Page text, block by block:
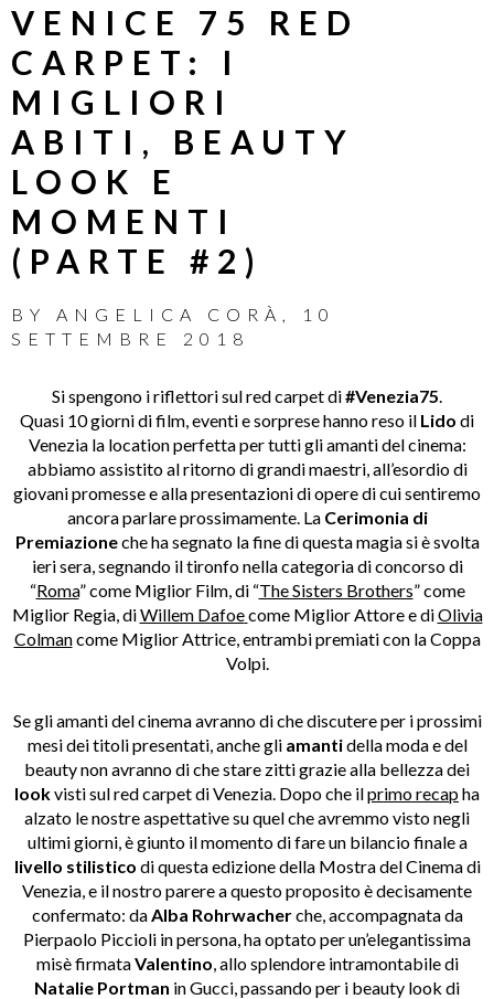
VENICE 75 RED
CARPET: I
MIGLIORI
ABITI, BEAUTY
LOOK E
MOMENTI
(PARTE #2)
BY ANGELICA CORÀ ,
10
SETTEMBRE 2018
Si spengono i riflettori sul red carpet di#Venezia75.
Quasi 10 giorni di film, eventi e sorprese hanno reso il Lido di
Venezia la location perfetta per tutti gli amanti del cinema:
abbiamo assistito al ritorno di grandi maestri, all’esordio di
giovani promesse e alla presentazioni di opere di cui sentiremo
ancora parlare prossimamente. La Cerimonia di
Premiazioneche ha segnato la fine di questa magia si è svolta
ieri sera, segnando il tironfo nella categoria di concorso di
“Roma” come Miglior Film, di “The Sisters Brothers” come
Miglior Regia, diWillem Dafoecome Miglior Attore e diOlivia
Colmancome Miglior Attrice, entrambi premiati con la Coppa
Volpi.
Se gli amanti del cinema avranno di che discutere per i prossimi
mesi dei titoli presentati, anche gli amantidella moda e del
beauty non avranno di che stare zitti grazie alla bellezza dei
lookvisti sul red carpet di Venezia. Dopo che ilprimo recapha
alzato le nostre aspettative su quel che avremmo visto negli
ultimi giorni, è giunto il momento di fare un bilancio finale a
livello stilistico di questa edizione della Mostra del Cinema di
Venezia, e il nostro parere a questo proposito è decisamente
confermato: daAlba Rohrwacherche, accompagnata da
Pierpaolo Piccioli in persona, ha optato per un’elegantissima
misè firmataValentino, allo splendore intramontabile di
Natalie Portman in Gucci, passando per i beauty look di